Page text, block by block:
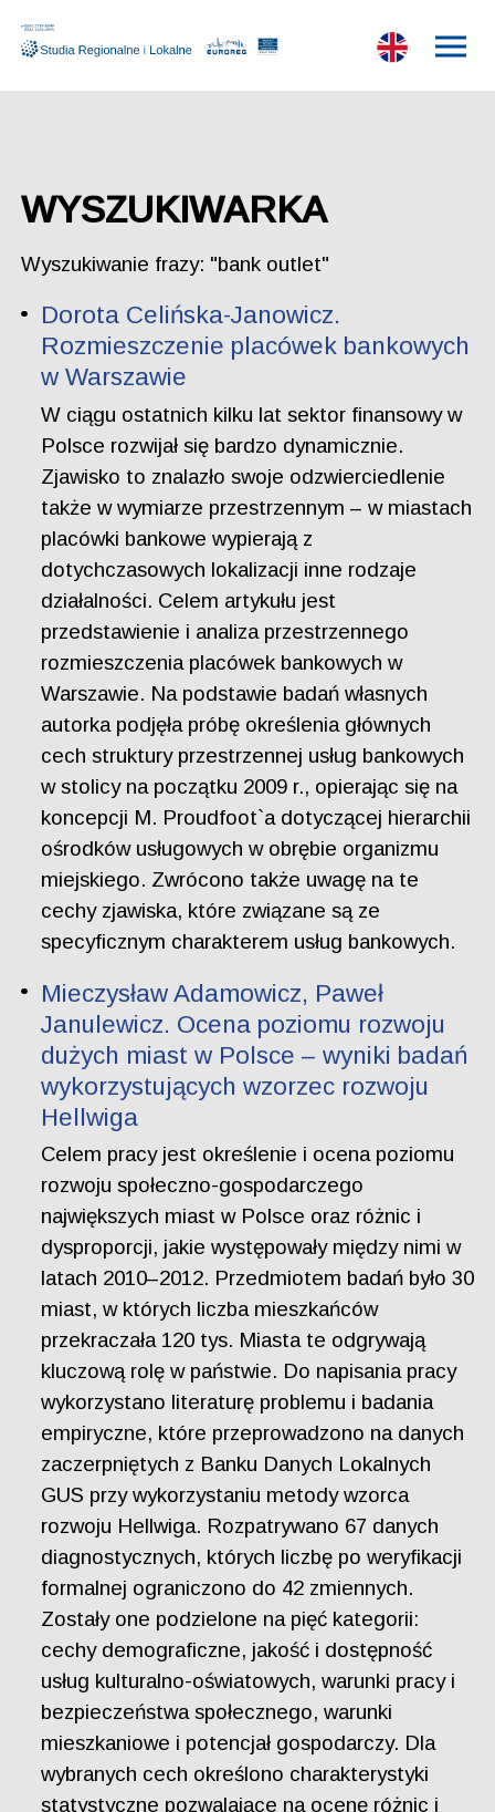
WYSZUKIWARKA
Wyszukiwanie frazy: "bank outlet"
Dorota Celińska-Janowicz.
Rozmieszczenie placówek bankowych
w Warszawie
W ciągu ostatnich kilku lat sektor finansowy w
Polsce rozwijał się bardzo dynamicznie.
Zjawisko to znalazło swoje odzwierciedlenie
także w wymiarze przestrzennym – w miastach
placówki bankowe wypierają z
dotychczasowych lokalizacji inne rodzaje
działalności. Celem artykułu jest
przedstawienie i analiza przestrzennego
rozmieszczenia placówek bankowych w
Warszawie. Na podstawie badań własnych
autorka podjęła próbę określenia głównych
cech struktury przestrzennej usług bankowych
w stolicy na początku 2009 r., opierając się na
koncepcji M. Proudfoot`a dotyczącej hierarchii
ośrodków usługowych w obrębie organizmu
miejskiego. Zwrócono także uwagę na te
cechy zjawiska, które związane są ze
specyficznym charakterem usług bankowych.
Mieczysław Adamowicz, Paweł
Janulewicz. Ocena poziomu rozwoju
dużych miast w Polsce – wyniki badań
wykorzystujących wzorzec rozwoju
Hellwiga
Celem pracy jest określenie i ocena poziomu
rozwoju społeczno-gospodarczego
największych miast w Polsce oraz różnic i
dysproporcji, jakie występowały między nimi w
latach 2010–2012. Przedmiotem badań było 30
miast, w których liczba mieszkańców
przekraczała 120 tys. Miasta te odgrywają
kluczową rolę w państwie. Do napisania pracy
wykorzystano literaturę problemu i badania
empiryczne, które przeprowadzono na danych
zaczerpniętych z Banku Danych Lokalnych
GUS przy wykorzystaniu metody wzorca
rozwoju Hellwiga. Rozpatrywano 67 danych
diagnostycznych, których liczbę po weryfikacji
formalnej ograniczono do 42 zmiennych.
Zostały one podzielone na pięć kategorii:
cechy demograficzne, jakość i dostępność
usług kulturalno-oświatowych, warunki pracy i
bezpieczeństwa społecznego, warunki
mieszkaniowe i potencjał gospodarczy. Dla
wybranych cech określono charakterystyki
statystyczne pozwalające na ocenę różnic i